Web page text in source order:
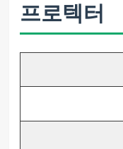
프로텍터